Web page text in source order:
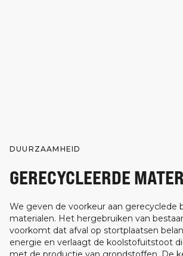
DUURZAAMHEID
GERECYCLEERDE
We geven de voorkeur aan gerecyclede
materialen. Het hergebruiken van
voorkomt dat afval op stortplaatsen
energie en verlaagt de koolstofuitstoot